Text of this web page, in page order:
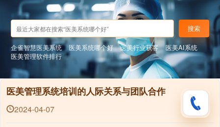
搜索
企雀智慧医美系统 医美系统哪个好 医美行业获客
医美AI系统
医美管理软件排行
医美管理系统培训的人际关系与团队合作
2024-04-07